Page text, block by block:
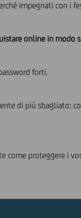
impegnati con i
online in modo
forti.
di più sbagliato:
come proteggere i